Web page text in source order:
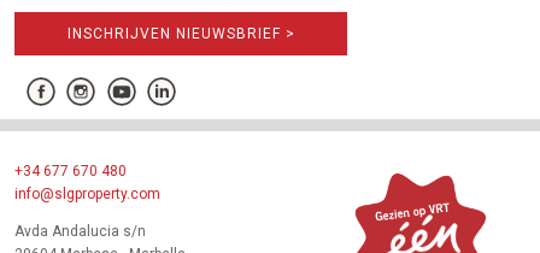
INSCHRIJVEN NIEUWSBRIEF >
+34 677 670 480
info@slgproperty.com
Avda Andalucia s/n